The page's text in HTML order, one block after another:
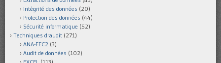
Intégrité des données (20)
Protection des données (44)
Sécurité informatique (52)
Techniques d'audit (271)
ANA-FEC2 (3)
Audit de données (102)